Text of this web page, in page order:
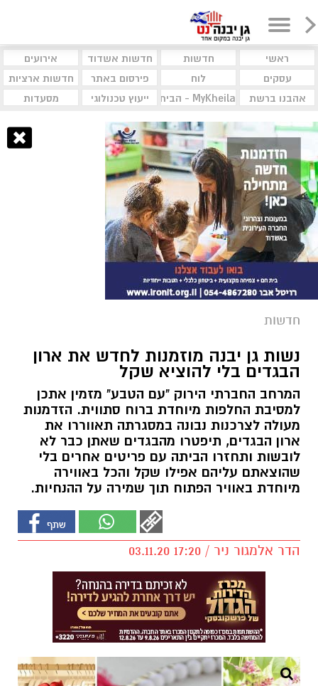
ראשי חדשות חדשות אשדוד
אירועים
עסקים
לוח פירסום באתר
חדשות ארציות
אהבנו ברשת
MyKheila - הבית לעסקים וקהילות ייעוץ טכנולוגי מסעדות
חדשות
נשות גן יבנה מוזמנות לחדש את ארון
הבגדים בלי להוציא שקל
המרחב החברתי הירוק "עם הטבע" מזמין אתכן
למסיבת החלפות מיוחדת ברוח סתווית. הזדמנות
מעולה לצרכנות נבונה במסגרתה תאווררו את
ארון הבגדים, תיפטרו מהבגדים שאתן כבר לא
לובשות ותחזרו הביתה עם פריטים אחרים בלי
שהוצאתם עליהם אפילו שקל והכל באווירה
מיוחדת באוויר הפתוח תוך שמירה על ההנחיות.
הדר אלמגור ניר / 17:20 03.11.20